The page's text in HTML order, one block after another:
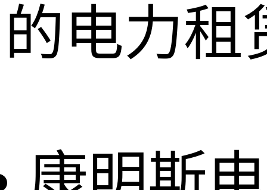
的电力租